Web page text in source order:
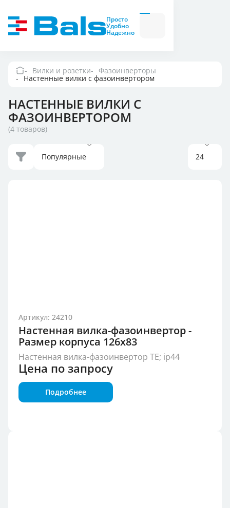
Просто
Удобно
Надежно
Вилки
и
розетки
модули
Вилки и розетки
Компания
Документация
Вилки и розетки Фазоинверторы
Настенные вилки с фазоинвертором
НАСТЕННЫЕ ВИЛКИ С
ФАЗОИНВЕРТОРОМ
(4 товаров)
Популярные 24
Артикул: 24210
Настенная вилка-фазоинвертор -
Размер корпуса 126x83
Настенная вилка-фазоинвертор TE; ip44
Цена по запросу
Подробнее